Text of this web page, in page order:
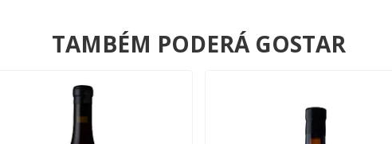
TAMBÉM PODERÁ GOSTAR